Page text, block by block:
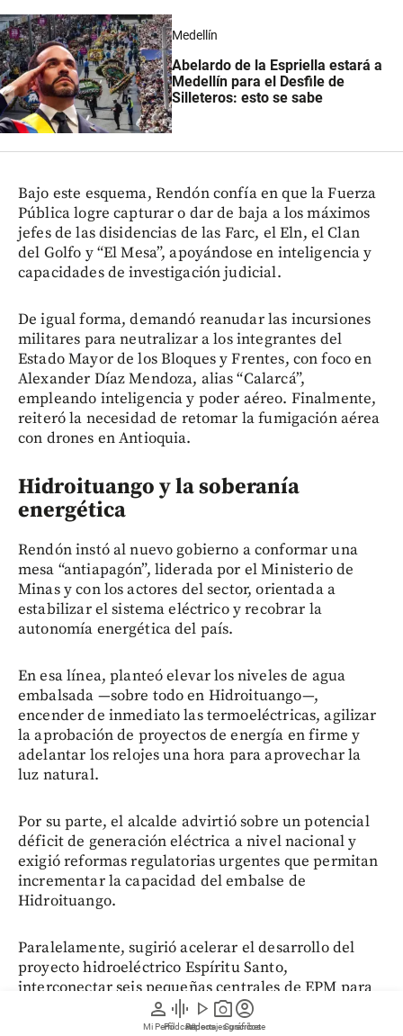
person
Mi Perfil
graphic_eq
Pódcast
play_arrow
Videos
photo_camera
Reportajes gráficos
account_circle
Suscríbete
Medellín
Abelardo de la Espriella estará a
Medellín para el Desfile de
Silleteros: esto se sabe
Bajo este esquema, Rendón confía en que la Fuerza
Pública logre capturar o dar de baja a los máximos
jefes de las disidencias de las Farc, el Eln, el Clan
del Golfo y “El Mesa”, apoyándose en inteligencia y
capacidades de investigación judicial.
De igual forma, demandó reanudar las incursiones
militares para neutralizar a los integrantes del
Estado Mayor de los Bloques y Frentes, con foco en
Alexander Díaz Mendoza, alias “Calarcá”,
empleando inteligencia y poder aéreo. Finalmente,
reiteró la necesidad de retomar la fumigación aérea
con drones en Antioquia.
Hidroituango y la soberanía
energética
Rendón instó al nuevo gobierno a conformar una
mesa “antiapagón”, liderada por el Ministerio de
Minas y con los actores del sector, orientada a
estabilizar el sistema eléctrico y recobrar la
autonomía energética del país.
En esa línea, planteó elevar los niveles de agua
embalsada —sobre todo en Hidroituango—,
encender de inmediato las termoeléctricas, agilizar
la aprobación de proyectos de energía en firme y
adelantar los relojes una hora para aprovechar la
luz natural.
Por su parte, el alcalde advirtió sobre un potencial
déficit de generación eléctrica a nivel nacional y
exigió reformas regulatorias urgentes que permitan
incrementar la capacidad del embalse de
Hidroituango.
Paralelamente, sugirió acelerar el desarrollo del
proyecto hidroeléctrico Espíritu Santo,
interconectar seis pequeñas centrales de EPM para
aportar 316 megavatios adicionales y fijar mesas
técnicas con la Nación para destrabar estas